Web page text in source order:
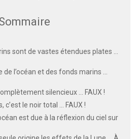
sont de vastes étendues plates ...
l’océan et des fonds marins ...
silencieux ... FAUX !
le noir total ... FAUX !
est due à la réflexion du ciel sur